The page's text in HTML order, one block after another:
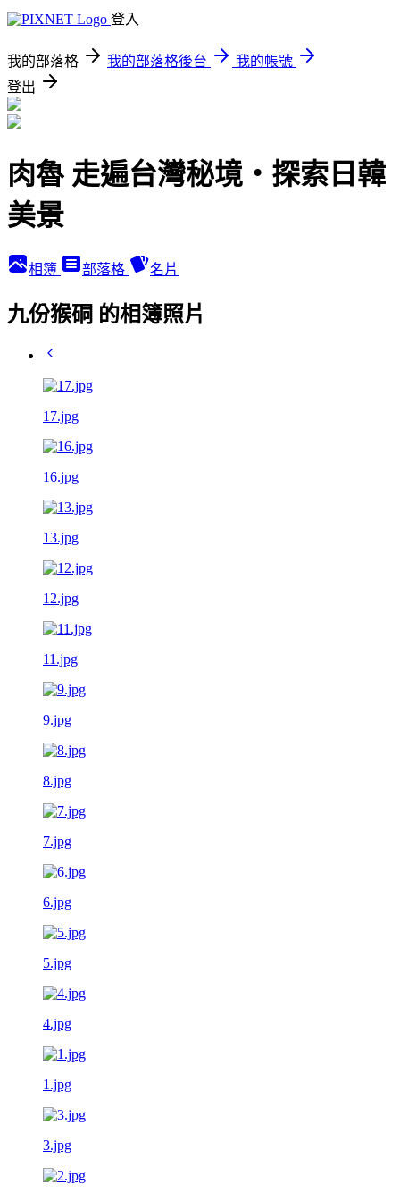
登入
我的部落格 我的部落格後台
我的帳號
登出
肉魯 走遍台灣秘境・探索日韓
美景
相簿 部落格 名片
九份猴硐 的相簿照片
17.jpg
16.jpg
13.jpg
12.jpg
11.jpg
9.jpg
8.jpg
7.jpg
6.jpg
5.jpg
4.jpg
1.jpg
3.jpg